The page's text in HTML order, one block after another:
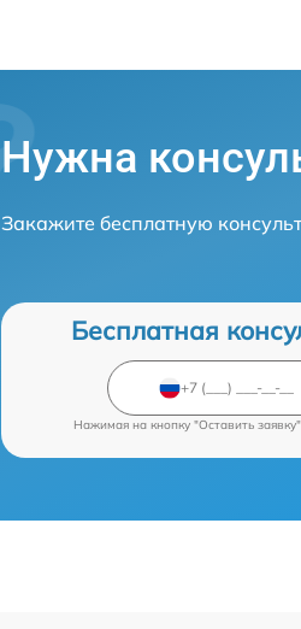
Нужна
Закажите бесплатную
Бесплатная
Нажимая на кнопку "Оставить